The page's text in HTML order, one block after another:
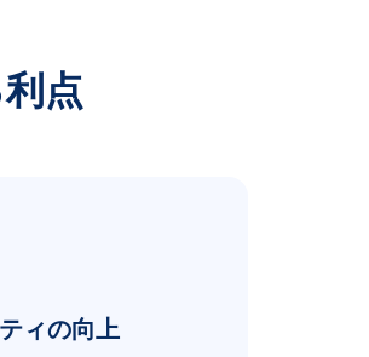
点
ィの向上